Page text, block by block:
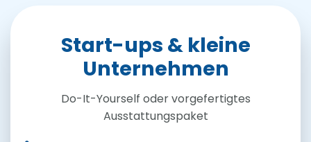
Start-ups & kleine
Unternehmen
Do-It-Yourself oder vorgefertigtes
Ausstattungspaket